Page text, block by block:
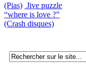
(Pias) Jive puzzle
“where is love ?”
(Crash disques)